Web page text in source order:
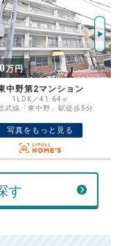
%
万円
万円
希望売却価
おすすめ◎
万円
弥生エコーハイツ 4階
2LDK／55.80㎡
ロ丸ノ内線「中野富士見町」駅
写真をもっと見る
す